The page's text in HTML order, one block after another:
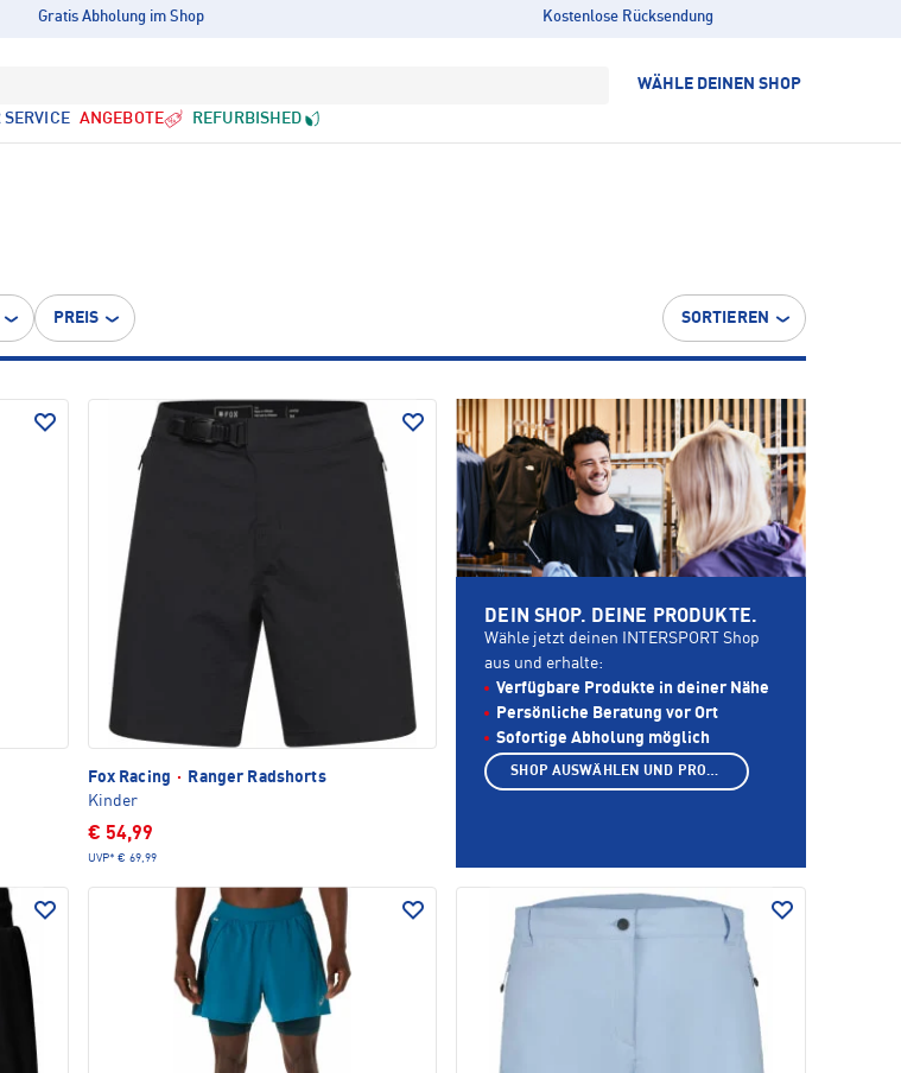
Gratis Abholung im Shop Kostenlose Rücksendung
WÄHLE DEINEN SHOP
SERVICE ANGEBOTE REFURBISHED
PREIS SORTIEREN
Fox Racing ·
Ranger Radshorts
Kinder
€ 54,99
UVP* € 69,99
DEIN SHOP. DEINE PRODUKTE.
Wähle jetzt deinen INTERSPORT Shop
aus und erhalte:
Verfügbare Produkte in deiner Nähe
Persönliche Beratung vor Ort
Sofortige Abholung möglich
SHOP AUSWÄHLEN UND PRODUKTE ANZEIGEN